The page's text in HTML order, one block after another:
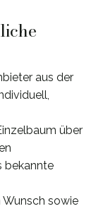
aus der
über
bekannte
Wunsch sowie